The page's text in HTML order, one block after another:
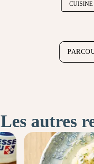
Les autres